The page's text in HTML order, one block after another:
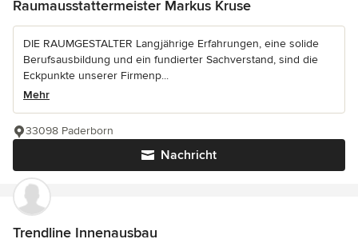
Raumausstattermeister Markus Kruse
DIE RAUMGESTALTER Langjährige Erfahrungen, eine solide
Berufsausbildung und ein fundierter Sachverstand, sind die
Eckpunkte unserer Firmenp...
Mehr
Nachricht
33098 Paderborn
Trendline Innenausbau